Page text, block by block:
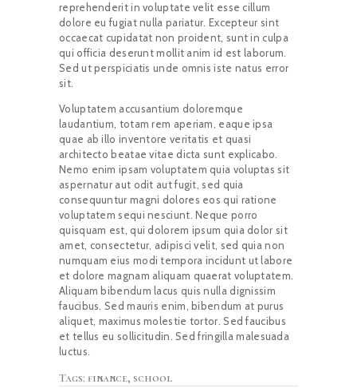
reprehenderit in voluptate velit esse cillum
dolore eu fugiat nulla pariatur. Excepteur sint
occaecat cupidatat non proident, sunt in culpa
qui officia deserunt mollit anim id est laborum.
Sed ut perspiciatis unde omnis iste natus error
sit.
Voluptatem accusantium doloremque
laudantium, totam rem aperiam, eaque ipsa
quae ab illo inventore veritatis et quasi
architecto beatae vitae dicta sunt explicabo.
Nemo enim ipsam voluptatem quia voluptas sit
aspernatur aut odit aut fugit, sed quia
consequuntur magni dolores eos qui ratione
voluptatem sequi nesciunt. Neque porro
quisquam est, qui dolorem ipsum quia dolor sit
amet, consectetur, adipisci velit, sed quia non
numquam eius modi tempora incidunt ut labore
et dolore magnam aliquam quaerat voluptatem.
Aliquam bibendum lacus quis nulla dignissim
faucibus. Sed mauris enim, bibendum at purus
aliquet, maximus molestie tortor. Sed faucibus
et tellus eu sollicitudin. Sed fringilla malesuada
luctus.
Tags: finance, school